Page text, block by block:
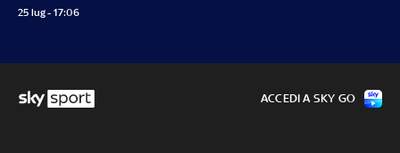
25 lug - 17:06
ACCEDI A SKY GO